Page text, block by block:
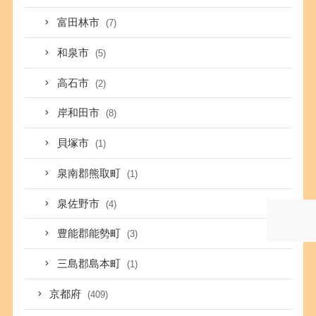
富田林市 (7)
和泉市 (5)
高石市 (2)
岸和田市 (8)
貝塚市 (1)
泉南郡熊取町 (1)
泉佐野市 (4)
豊能郡能勢町 (3)
三島郡島本町 (1)
京都府 (409)